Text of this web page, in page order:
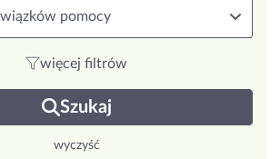
pomocy
więcej filtrów
Szukaj
wyczyść